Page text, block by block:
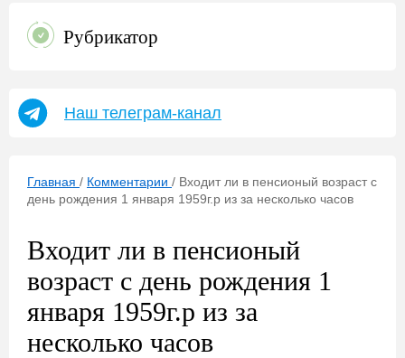
Рубрикатор
Наш телеграм-канал
Главная / Комментарии / Входит ли в пенсионый возраст с
день рождения 1 января 1959г.р из за несколько часов
Входит ли в пенсионый
возраст с день рождения 1
января 1959г.р из за
несколько часов